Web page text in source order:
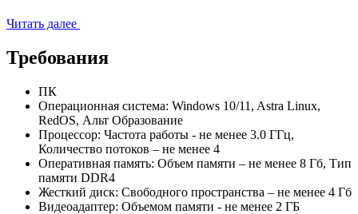
Читать далее
Требования
ПК
Операционная система: Windows 10/11, Astra Linux,
RedOS, Альт Образование
Процессор: Частота работы - не менее 3.0 ГГц,
Количество потоков – не менее 4
Оперативная память: Объем памяти – не менее 8 Гб, Тип
памяти DDR4
Жесткий диск: Свободного пространства – не менее 4 Гб
Видеоадаптер: Объемом памяти - не менее 2 ГБ